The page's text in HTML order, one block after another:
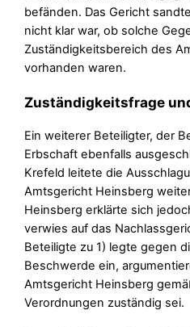
befänden. Das Gericht
nicht klar war, ob solche
Zuständigkeitsbereich des
vorhanden waren.
Zuständigkeitsfrage
Ein weiterer Beteiligter, der
Erbschaft ebenfalls
Krefeld leitete die
Amtsgericht Heinsberg
Heinsberg erklärte sich
verwies auf das
Beteiligte zu 1) legte gegen
Beschwerde ein,
Amtsgericht Heinsberg
Verordnungen zuständig sei.